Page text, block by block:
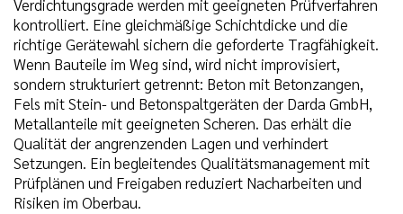
Verdichtungsgrade werden mit geeigneten Prüfverfahren
kontrolliert. Eine gleichmäßige Schichtdicke und die
richtige Gerätewahl sichern die geforderte Tragfähigkeit.
Wenn Bauteile im Weg sind, wird nicht improvisiert,
sondern strukturiert getrennt: Beton mit Betonzangen,
Fels mit Stein- und Betonspaltgeräten der Darda GmbH,
Metallanteile mit geeigneten Scheren. Das erhält die
Qualität der angrenzenden Lagen und verhindert
Setzungen. Ein begleitendes Qualitätsmanagement mit
Prüfplänen und Freigaben reduziert Nacharbeiten und
Risiken im Oberbau.